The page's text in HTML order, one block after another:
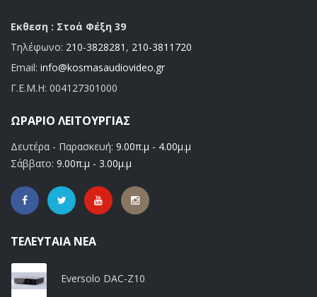
Εκθεση : Στοά Φέξη 39
Τηλέφωνο: 210-3828281 , 210-3811720
Email: info@kosmasaudiovideo.gr
Γ.Ε.Μ.Η: 004127301000
ΩΡΆΡΙΟ ΛΕΙΤΟΥΡΓΊΑΣ
Δευτέρα - Παρασκευή: 9.00π.μ - 4.00μ.μ
Σάββατο: 9.00π.μ - 3.00μ.μ
ΤΕΛΕΥΤΑΊΑ ΝΈΑ
Eversolo DAC-Z10